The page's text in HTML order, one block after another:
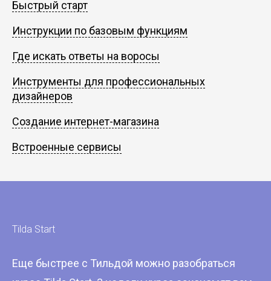
Быстрый старт
Инструкции по базовым функциям
Где искать ответы на воросы
Инструменты для профессиональных
дизайнеров
Создание интернет-магазина
Встроенные сервисы
Tilda Start
Еще быстрее с Тильдой можно разобраться